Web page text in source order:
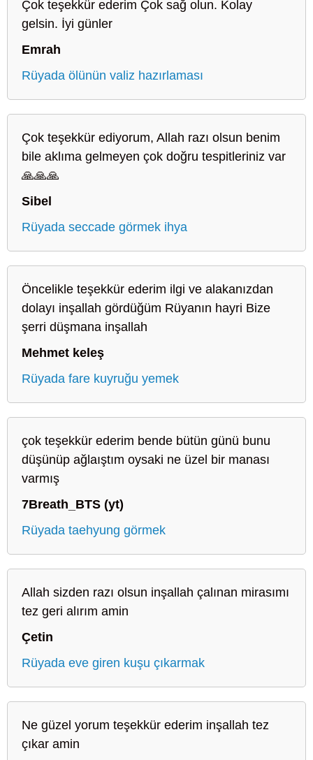
Çok teşekkür ederim Çok sağ olun. Kolay
gelsin. İyi günler
Emrah
Rüyada ölünün valiz hazırlaması
Çok teşekkür ediyorum, Allah razı olsun benim
bile aklıma gelmeyen çok doğru tespitleriniz var
🙏🙏🙏
Sibel
Rüyada seccade görmek ihya
Öncelikle teşekkür ederim ilgi ve alakanızdan
dolayı inşallah gördüğüm Rüyanın hayri Bize
şerri düşmana inşallah
Mehmet keleş
Rüyada fare kuyruğu yemek
çok teşekkür ederim bende bütün günü bunu
düşünüp ağlaıştım oysaki ne üzel bir manası
varmış
7Breath_BTS (yt)
Rüyada taehyung görmek
Allah sizden razı olsun inşallah çalınan mirasımı
tez geri alırım amin
Çetin
Rüyada eve giren kuşu çıkarmak
Ne güzel yorum teşekkür ederim inşallah tez
çıkar amin